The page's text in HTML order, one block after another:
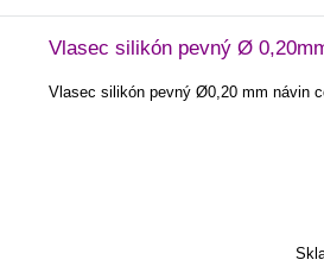
Vlasec silikón pevný Ø
Vlasec silikón pevný Ø0,20 mm návin